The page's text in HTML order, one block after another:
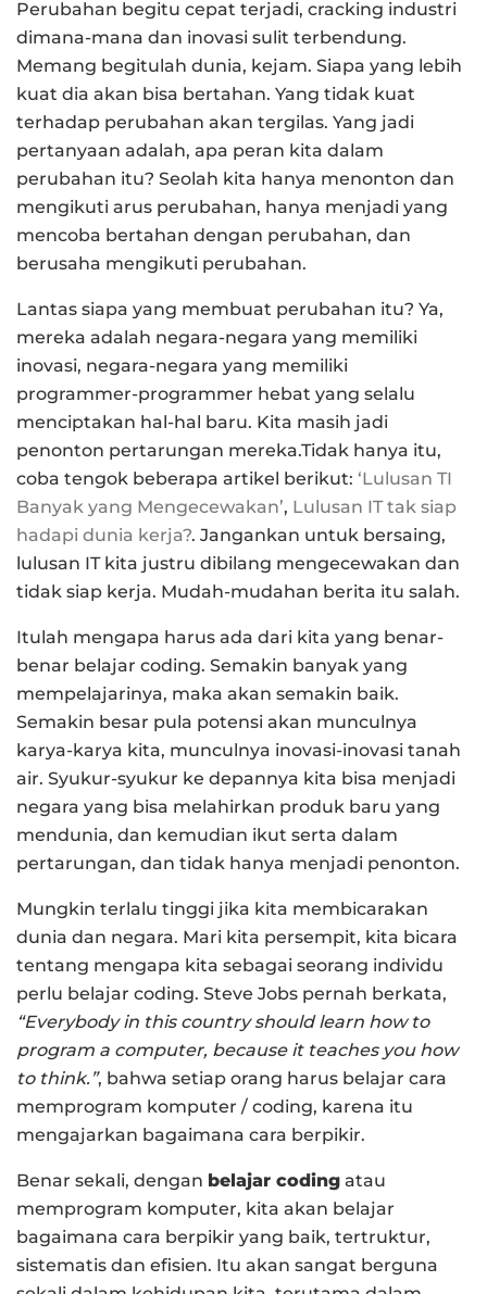
Perubahan begitu cepat terjadi, cracking industri
dimana-mana dan inovasi sulit terbendung.
Memang begitulah dunia, kejam. Siapa yang lebih
kuat dia akan bisa bertahan. Yang tidak kuat
terhadap perubahan akan tergilas. Yang jadi
pertanyaan adalah, apa peran kita dalam
perubahan itu? Seolah kita hanya menonton dan
mengikuti arus perubahan, hanya menjadi yang
mencoba bertahan dengan perubahan, dan
berusaha mengikuti perubahan.
Lantas siapa yang membuat perubahan itu? Ya,
mereka adalah negara-negara yang memiliki
inovasi, negara-negara yang memiliki
programmer-programmer hebat yang selalu
menciptakan hal-hal baru. Kita masih jadi
penonton pertarungan mereka.Tidak hanya itu,
coba tengok beberapa artikel berikut: ‘Lulusan TI
Banyak yang Mengecewakan’, Lulusan IT tak siap
hadapi dunia kerja?. Jangankan untuk bersaing,
lulusan IT kita justru dibilang mengecewakan dan
tidak siap kerja. Mudah-mudahan berita itu salah.
Itulah mengapa harus ada dari kita yang benar-
benar belajar coding. Semakin banyak yang
mempelajarinya, maka akan semakin baik.
Semakin besar pula potensi akan munculnya
karya-karya kita, munculnya inovasi-inovasi tanah
air. Syukur-syukur ke depannya kita bisa menjadi
negara yang bisa melahirkan produk baru yang
mendunia, dan kemudian ikut serta dalam
pertarungan, dan tidak hanya menjadi penonton.
Mungkin terlalu tinggi jika kita membicarakan
dunia dan negara. Mari kita persempit, kita bicara
tentang mengapa kita sebagai seorang individu
perlu belajar coding. Steve Jobs pernah berkata,
“Everybody in this country should learn how to
program a computer, because it teaches you how
to think.”, bahwa setiap orang harus belajar cara
memprogram komputer / coding, karena itu
mengajarkan bagaimana cara berpikir.
Benar sekali, dengan belajar coding atau
memprogram komputer, kita akan belajar
bagaimana cara berpikir yang baik, tertruktur,
sistematis dan efisien. Itu akan sangat berguna